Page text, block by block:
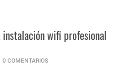
wifi profesional
0 COMENTARIOS